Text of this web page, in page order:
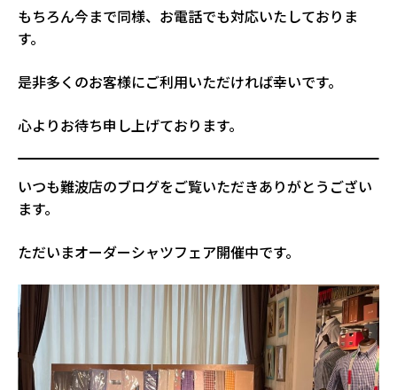
もちろん今まで同様、お電話でも対応いたしておりま
す。
是非多くのお客様にご利用いただければ幸いです。
心よりお待ち申し上げております。
いつも難波店のブログをご覧いただきありがとうござい
ます。
ただいまオーダーシャツフェア開催中です。